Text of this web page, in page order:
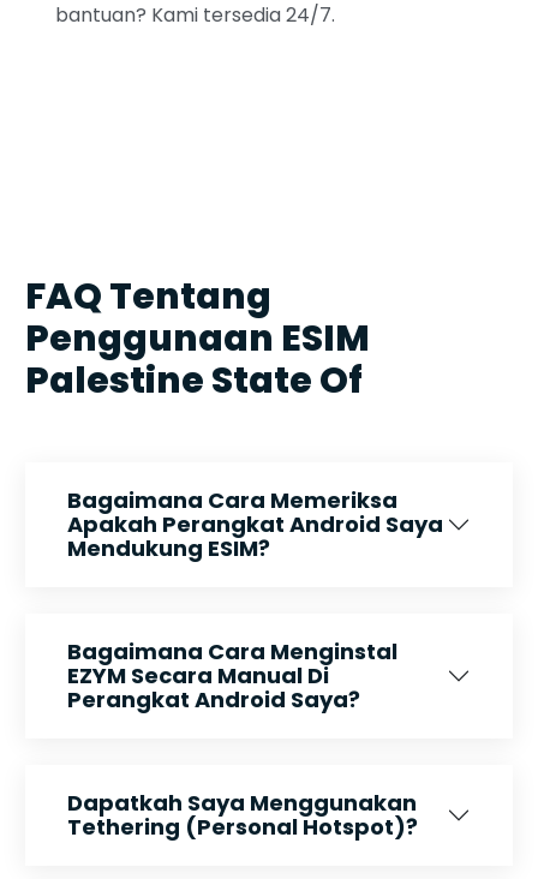
bantuan? Kami tersedia 24/7.
FAQ Tentang
Penggunaan ESIM
Palestine State Of
Bagaimana Cara Memeriksa
Apakah Perangkat Android Saya
Mendukung ESIM?
Bagaimana Cara Menginstal
EZYM Secara Manual Di
Perangkat Android Saya?
Dapatkah Saya Menggunakan
Tethering (Personal Hotspot)?